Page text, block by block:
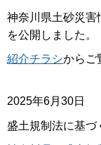
神奈川県土砂災害
を公開しました。
紹介チラシからご
2025年6月30日
盛土規制法に基づ